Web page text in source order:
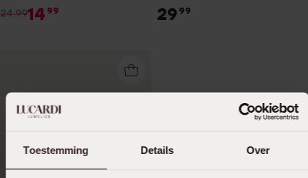
Toestemming Details Over
24.9914 99 29 99